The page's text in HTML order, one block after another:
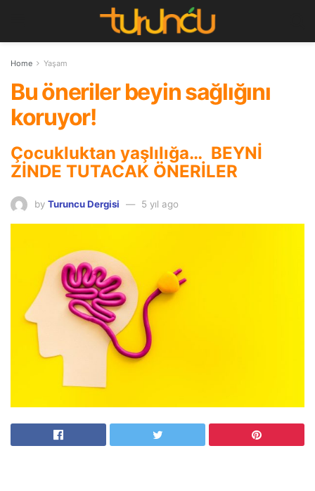
Home Yaşam
Bu öneriler beyin sağlığını
koruyor!
Çocukluktan yaşlılığa… BEYNİ
ZİNDE TUTACAK ÖNERİLER
by Turuncu Dergisi 5 yıl ago